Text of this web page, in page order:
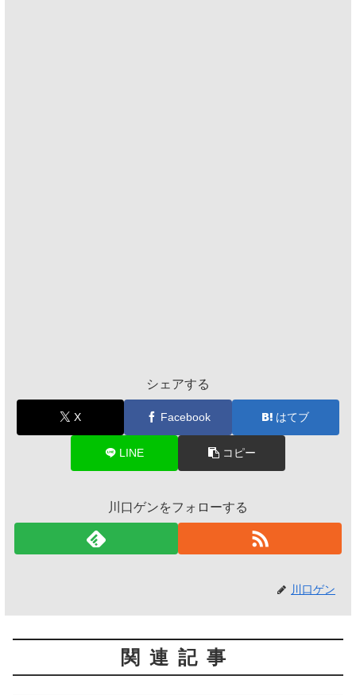
シェアする
X Facebook はてブ
LINE コピー
川口ゲンをフォローする
川口ゲン
関連記事